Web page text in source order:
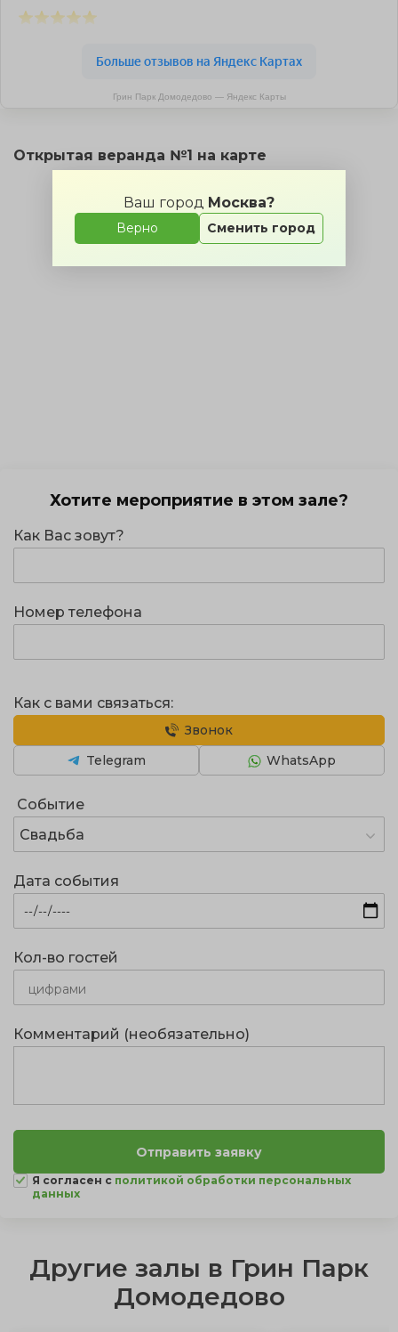
Ваш город Москва?
Верно Сменить город
Грин Парк Домодедово — Яндекс Карты
Открытая веранда №1 на карте
Хотите мероприятие в этом зале?
Как Вас зовут?
Номер телефона
Событие
Свадьба
Дата события
Кол-во гостей
Как с вами связаться:
Звонок
WhatsApp
Telegram
Комментарий (необязательно)
Я согласен с политикой обработки персональных
данных
Другие залы в Грин Парк
Домодедово